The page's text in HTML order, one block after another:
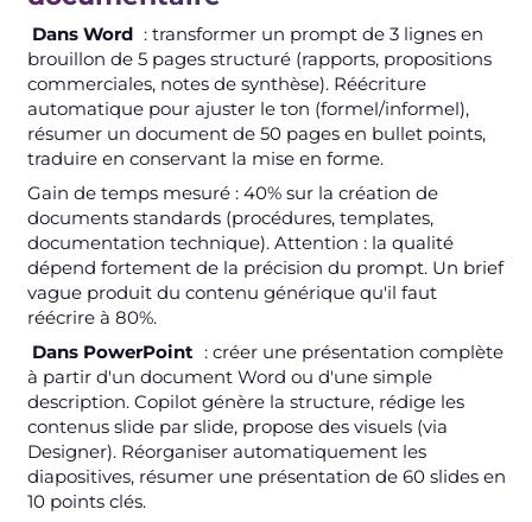
Dans Word : transformer un prompt de 3 lignes en
brouillon de 5 pages structuré (rapports, propositions
commerciales, notes de synthèse). Réécriture
automatique pour ajuster le ton (formel/informel),
résumer un document de 50 pages en bullet points,
traduire en conservant la mise en forme.
Gain de temps mesuré : 40% sur la création de
documents standards (procédures, templates,
documentation technique). Attention : la qualité
dépend fortement de la précision du prompt. Un brief
vague produit du contenu générique qu'il faut
réécrire à 80%.
Dans PowerPoint : créer une présentation complète
à partir d'un document Word ou d'une simple
description. Copilot génère la structure, rédige les
contenus slide par slide, propose des visuels (via
Designer). Réorganiser automatiquement les
diapositives, résumer une présentation de 60 slides en
10 points clés.